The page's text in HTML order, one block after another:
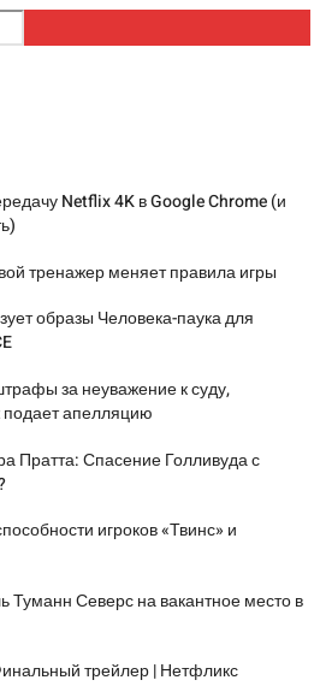
Netflix 4K в Google Chrome (и
тренажер меняет правила игры
образы Человека-паука для
за неуважение к суду,
подает апелляцию
Пратта: Спасение Голливуда с
игроков «Твинс» и
Туманн Северс на вакантное место в
трейлер | Нетфликс